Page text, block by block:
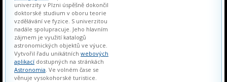
univerzity v Plzni úspěšně dokončil
doktorské studium v oboru teorie
vzdělávání ve fyzice. S univerzitou
nadále spolupracuje. Jeho hlavním
zájmem je využití katalogů
astronomických objektů ve výuce.
Vytvořil řadu unikátních webových
aplikací dostupných na stránkách
Astronomia . Ve volném čase se
věnuje vysokohorské turistice.